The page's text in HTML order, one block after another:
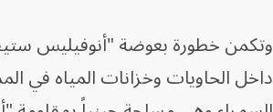
داخل الحاويات وخزانات المياه في